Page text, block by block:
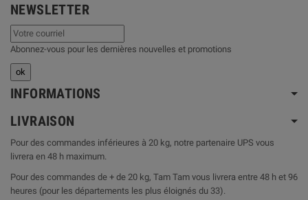
NEWSLETTER
Abonnez-vous pour les dernières nouvelles et promotions
INFORMATIONS
LIVRAISON
Pour des commandes inférieures à 20 kg, notre partenaire UPS vous
livrera en 48 h maximum.
Pour des commandes de + de 20 kg, Tam Tam vous livrera entre 48 h et 96
heures (pour les départements les plus éloignés du 33).